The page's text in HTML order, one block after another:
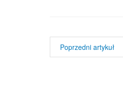
Poprzedni artykuł